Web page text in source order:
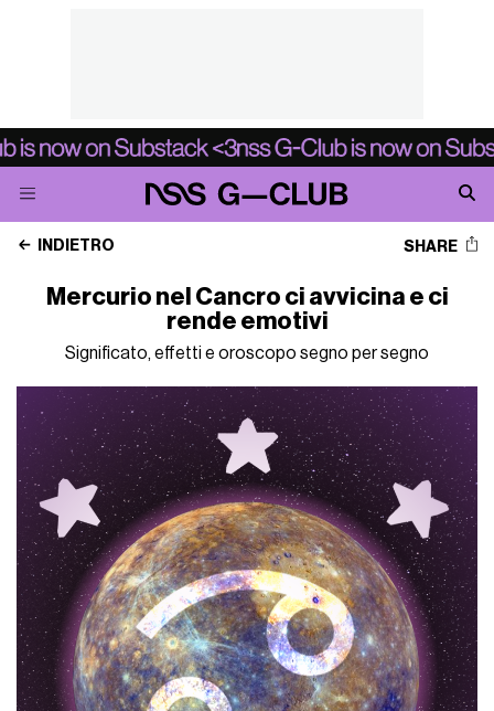
INDIETRO SHARE
Mercurio nel Cancro ci avvicina e ci
rende emotivi
Significato, effetti e oroscopo segno per segno